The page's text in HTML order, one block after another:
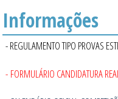
Informações
- REGULAMENTO TIPO PROVAS
- FORMULÁRIO CANDIDATURA